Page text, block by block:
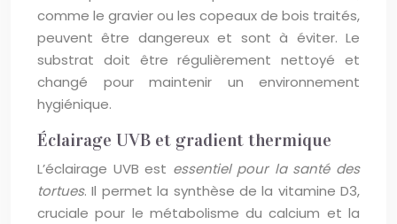
comme le gravier ou les copeaux de bois traités,
peuvent être dangereux et sont à éviter. Le
substrat doit être régulièrement nettoyé et
changé pour maintenir un environnement
hygiénique.
Éclairage UVB et gradient thermique
L’éclairage UVB est essentiel pour la santé des
tortues. Il permet la synthèse de la vitamine D3,
cruciale pour le métabolisme du calcium et la